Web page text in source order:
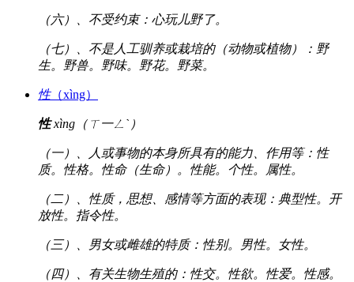
（六）、不受约束：心玩儿野了。
（七）、不是人工驯养或栽培的（动物或植物）：野
生。野兽。野味。野花。野菜。
性（xìng）
性xìng（ㄒ一ㄥˋ）
（一）、人或事物的本身所具有的能力、作用等：性
质。性格。性命（生命）。性能。个性。属性。
（二）、性质，思想、感情等方面的表现：典型性。开
放性。指令性。
（三）、男女或雌雄的特质：性别。男性。女性。
（四）、有关生物生殖的：性交。性欲。性爱。性感。